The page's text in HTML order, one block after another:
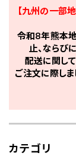
【九州の一部
令和8年熊本
止、ならび
配送に関し
ご注文に際し
カテゴリ